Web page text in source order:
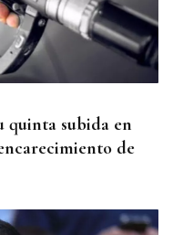
quinta subida en
de